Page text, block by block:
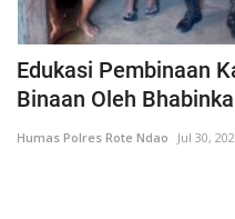
Edukasi Pembinaan
Binaan Oleh
Humas Polres Rote Ndao Jul 30,